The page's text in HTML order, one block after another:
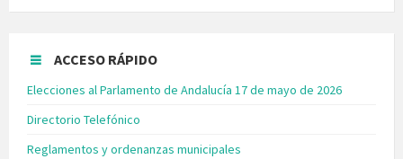
ACCESO RÁPIDO
Elecciones al Parlamento de Andalucía 17 de mayo de 2026
Directorio Telefónico
Reglamentos y ordenanzas municipales